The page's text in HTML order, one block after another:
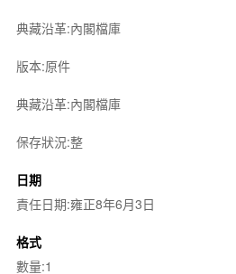
典藏沿革:內閣檔庫
版本:原件
典藏沿革:內閣檔庫
保存狀況:整
日期
責任日期:雍正8年6月3日
格式
數量:1